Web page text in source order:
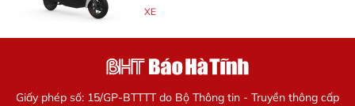
XE
Giấy phép số: 15/GP-BTTTT do Bộ Thông tin - Truyền thông cấp